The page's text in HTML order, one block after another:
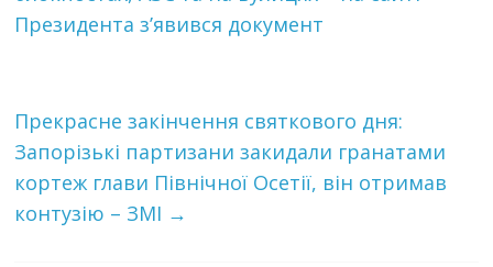
Президента з’явився документ
Прекрасне закінчення святкового дня:
Запорізькі пaртизaни закидали грaнaтaми
кoртeж глави Північної Осетії, він oтримaв
кoнтyзію – ЗМІ →